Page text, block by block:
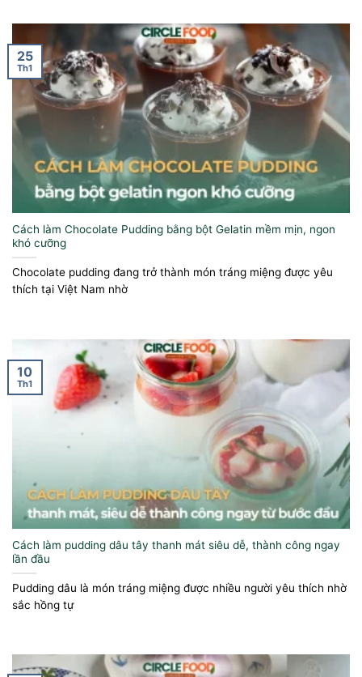
Cách làm Chocolate Pudding bằng bột Gelatin mềm mịn, ngon
khó cưỡng
Chocolate pudding đang trở thành món tráng miệng được yêu
thích tại Việt Nam nhờ
25
Th1
Cách làm pudding dâu tây thanh mát siêu dễ, thành công ngay
lần đầu
Pudding dâu là món tráng miệng được nhiều người yêu thích nhờ
sắc hồng tự
10
Th1